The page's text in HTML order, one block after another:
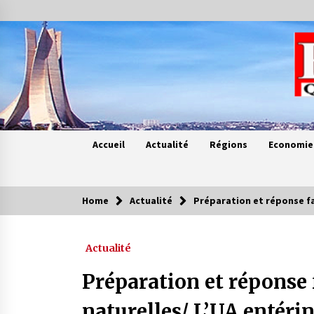
to
content
Accueil Actualité Régions Economie
Contes de chez nous
4 ans ago
Home Actualité Préparation et réponse
Actualité
Préparation et